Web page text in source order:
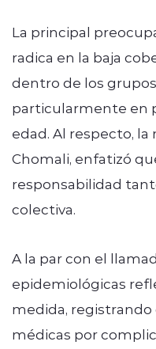
La principal
radica en la baja
dentro de los
particularmente en
edad. Al respecto, la
Chomali, enfatizó
responsabilidad
colectiva.
A la par con el
epidemiológicas
medida,
médicas por